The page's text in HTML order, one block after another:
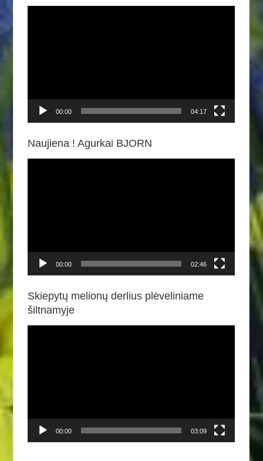
00:00 04:17
Naujiena ! Agurkai BJORN
00:00 02:46
Skiepytų melionų derlius plėveliniame
šiltnamyje
00:00 03:09